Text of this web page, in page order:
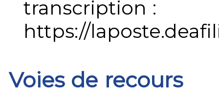
transcription :
https://
Voies de recours